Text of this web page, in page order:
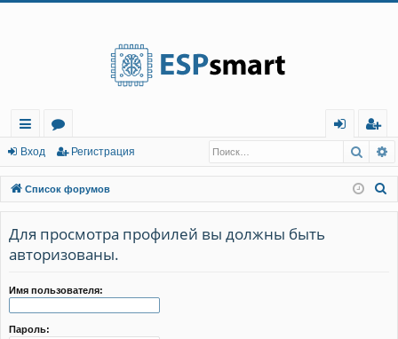
с
ы
лк
и
о
ру
м
ы
д
г
ис
тр
Вход Регистрация
Список форумов
Для просмотра профилей вы должны быть
авторизованы.
Имя пользователя:
Пароль: